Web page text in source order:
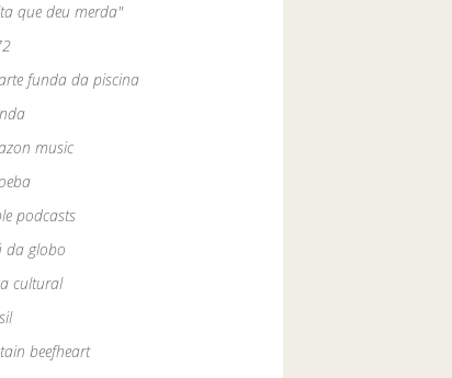
que deu merda"
funda da piscina
music
podcasts
da globo
cultural
beefheart